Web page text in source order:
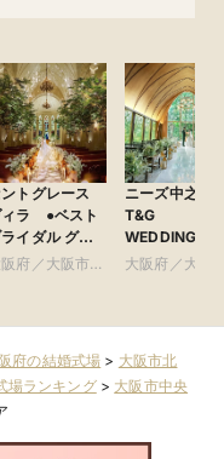
トグレース
ィラ ●ベスト
イダル グ
プ
府／大阪市南
ニーズ中之島
T&G
WEDDING(旧
アーセンティ
大阪府／大阪
府の結婚式場 > 大阪市北
場ランキング> 大阪市中央